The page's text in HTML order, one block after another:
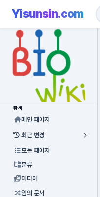
Yisunsin.com
탐색
메인 페이지
최근 변경
모든 페이지
분류
미디어
임의 문서